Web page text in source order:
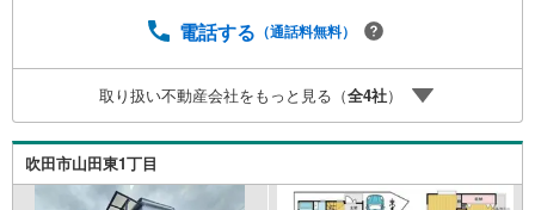
す！■各種相談、承ります！■【無料送迎】「小さなお子さ
らい」などご相談ください！営業スタッフがご自宅に伺っ
て送迎致します！【リフォーム相談】資格を持った専門ス
タッフがお悩みに合わせてお話をうかがい、お客さまにぴ
ったりの提案を行います！■その他:物件相談、住宅ローン
相談、ご質問、気になること、何でもお気軽にご相談くだ
さい！
電話する （通話料無料）
取り扱い不動産会社をもっと見る（全4社）
吹田市山田東1丁目